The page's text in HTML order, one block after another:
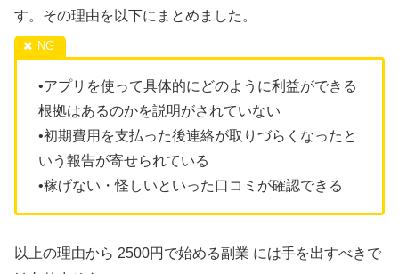
す。その理由を以下にまとめました。
•アプリを使って具体的にどのように利益ができる
根拠はあるのかを説明がされていない
•初期費用を支払った後連絡が取りづらくなったと
いう報告が寄せられている
•稼げない・怪しいといった口コミが確認できる
以上の理由から 2500円で始める副業 には手を出すべきで